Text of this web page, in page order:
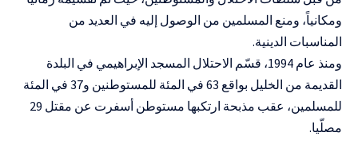
ومكانياً، ومنع المسلمين من الوصول إليه في العديد من
المناسبات الدينية.
ومنذ عام 1994، قسّم الاحتلال المسجد الإبراهيمي في البلدة
القديمة من الخليل بواقع 63 في المئة للمستوطنين و37 في المئة
للمسلمين، عقب مذبحة ارتكبها مستوطن أسفرت عن مقتل 29
مصلّيا.